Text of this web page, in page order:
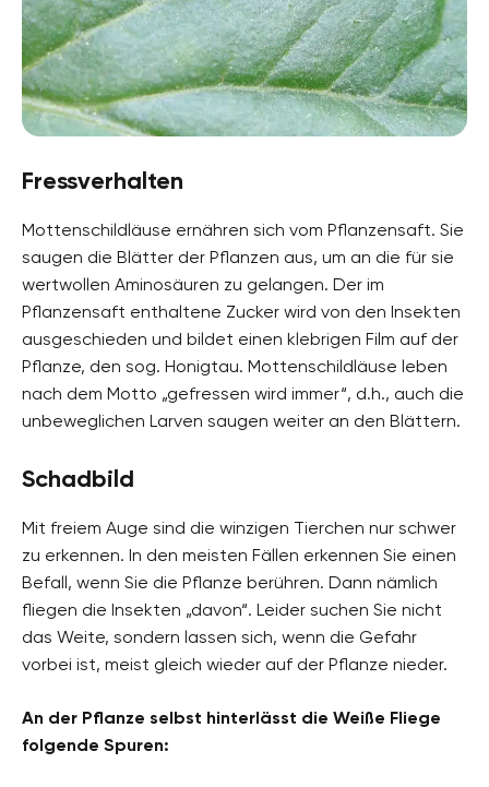
Fressverhalten
Mottenschildläuse ernähren sich vom Pflanzensaft. Sie
saugen die Blätter der Pflanzen aus, um an die für sie
wertwollen Aminosäuren zu gelangen. Der im
Pflanzensaft enthaltene Zucker wird von den Insekten
ausgeschieden und bildet einen klebrigen Film auf der
Pflanze, den sog. Honigtau. Mottenschildläuse leben
nach dem Motto „gefressen wird immer“, d.h., auch die
unbeweglichen Larven saugen weiter an den Blättern.
Schadbild
Mit freiem Auge sind die winzigen Tierchen nur schwer
zu erkennen. In den meisten Fällen erkennen Sie einen
Befall, wenn Sie die Pflanze berühren. Dann nämlich
fliegen die Insekten „davon“. Leider suchen Sie nicht
das Weite, sondern lassen sich, wenn die Gefahr
vorbei ist, meist gleich wieder auf der Pflanze nieder.
An der Pflanze selbst hinterlässt die Weiße Fliege
folgende Spuren: